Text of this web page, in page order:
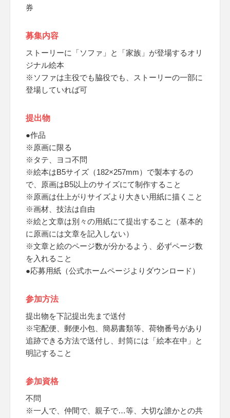
券
募集内容
ストーリーに「ソファ」と「家族」が登場するオリ
ジナル絵本
※ソファは主役でも脇役でも、ストーリーの一部に
登場していれば可
提出物
●作品
※原画に限る
※タテ、ヨコ不問
※絵本はB5サイズ（182×257mm）で製本するの
で、原画はB5以上のサイズにて制作すること
※原画は仕上がりサイズより大きい用紙に描くこと
※画材、技法は自由
※絵と文章は別々の用紙にて提出すること（基本的
に原画には文章を記入しない）
※文章と絵のページ数が分かるよう、必ずページ数
を入れること
●応募用紙（公式ホームページよりダウンロード）
参加方法
提出物を下記提出先まで送付
※宅配便、郵便小包、簡易書類等、荷物番号があり
追跡できる方法で送付し、封筒には「絵本在中」と
明記すること
参加資格
不問
※一人で、仲間で、親子で…等、大切な誰かとの共